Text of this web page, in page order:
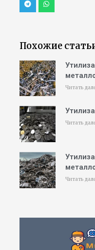
Похожие
Читать
Читать
Читать